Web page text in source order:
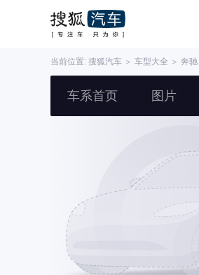
当前位置: 搜狐汽车 ＞ 车型大全 ＞ 奔驰
车系首页 图片